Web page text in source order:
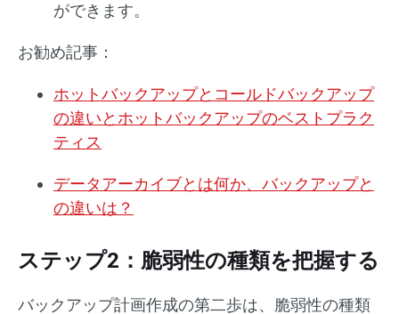
ができます。
お勧め記事：
ホットバックアップとコールドバックアップ
の違いとホットバックアップのベストプラク
ティス
データアーカイブとは何か、バックアップと
の違いは？
ステップ2：脆弱性の種類を把握する
バックアップ計画作成の第二歩は、脆弱性の種類